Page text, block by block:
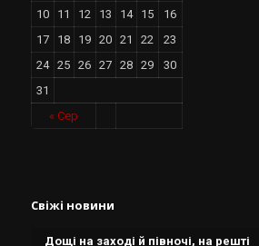
« Сер
10
11 12 13 14 15
16
17
18 19 20 21 22
23
24
25 26 27 28 29
30
31
Свіжі новини
Дощі на заході й півночі, на решті